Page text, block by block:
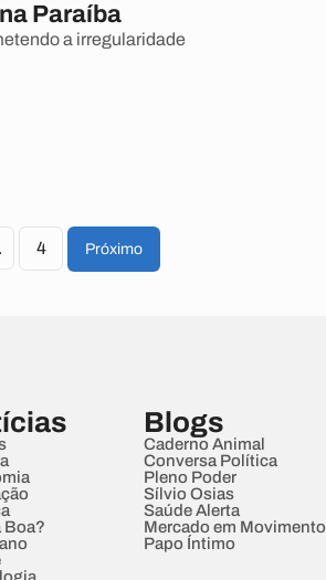
Paraíba
a irregularidade
4 Próximo
Boa?
Blogs
Caderno Animal
Conversa Política
Pleno Poder
Sílvio Osias
Saúde Alerta
Mercado em Movimento
Papo Íntimo